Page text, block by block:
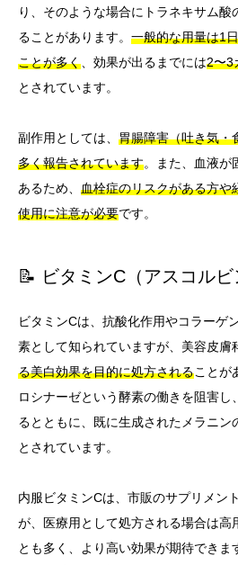
り、そのような場合にトラネキサム
ることがあります。 一般的な用量は1
ことが多く 、効果が出るまでには2〜3
とされています。
副作用としては、 胃腸障害（吐き気・
多く報告されています。また、血液が
あるため、 血栓症のリスクがある方や
使用に注意が必要です。
📝 ビタミンC（アスコルビ
ビタミンCは、抗酸化作用やコラーゲ
素として知られていますが、美容皮膚
る美白効果を目的に処方されることが
ロシナーゼという酵素の働きを阻害し
るとともに、既に生成されたメラニン
とされています。
内服ビタミンCは、市販のサプリメン
が、医療用として処方される場合は高
とも多く、より高い効果が期待できま